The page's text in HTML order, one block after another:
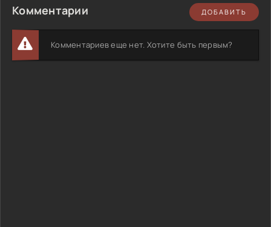
Комментарии ДОБАВИТЬ
Комментариев еще нет. Хотите быть первым?